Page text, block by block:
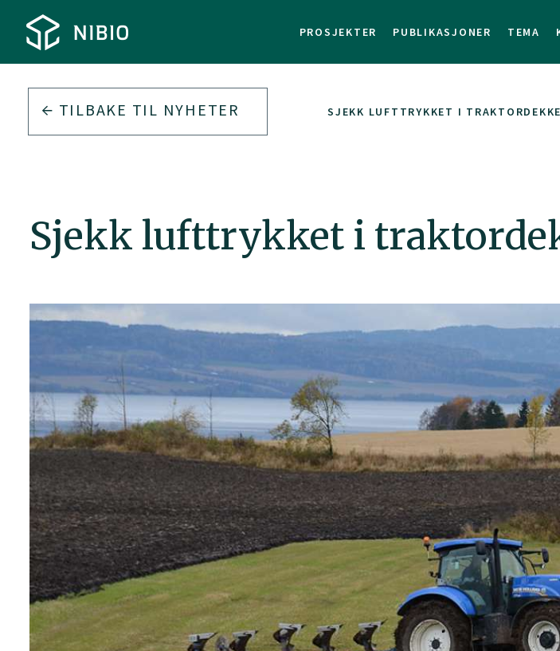
PROSJEKTER PUBLIKASJONER TEMA
TILBAKE TIL NYHETER SJEKK LUFTTRYKKET I
Sjekk lufttrykket i